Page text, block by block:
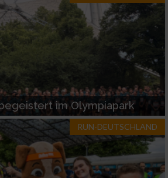
im Olympiapark
RUN-DEUTSCHLAND